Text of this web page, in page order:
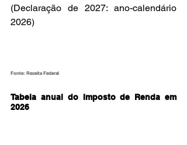
(Declaração de 2027: ano-calendário
2026)
Fonte: Receita Federal
Tabela anual do Imposto de Renda em
2026